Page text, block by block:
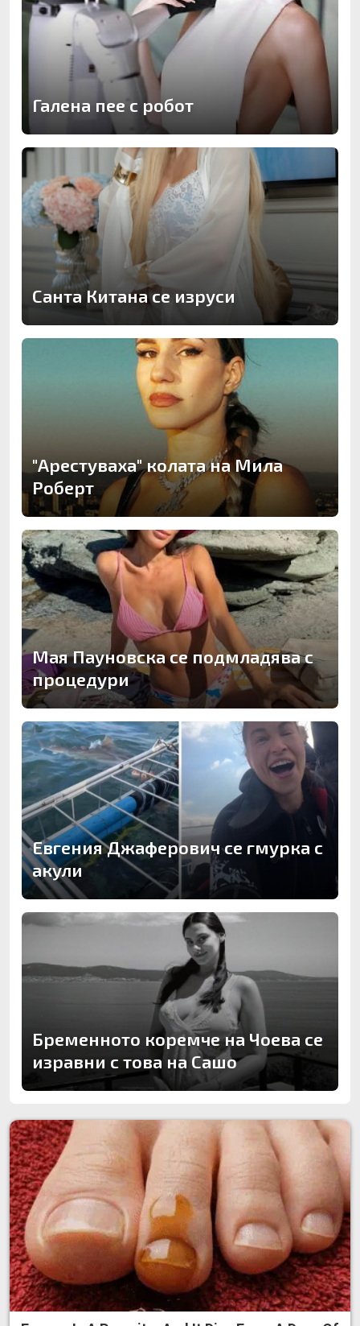
Галена пее с робот
Санта Китана се изруси
"Арестуваха" колата на Мила
Роберт
Мая Пауновска се подмладява с
процедури
Евгения Джаферович се гмурка с
акули
Бременното коремче на Чоева се
изравни с това на Сашо